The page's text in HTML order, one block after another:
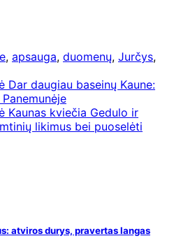
, apsauga, duomenų, Jurčys,
Dar daugiau baseinų Kaune:
Kaunas kviečia Gedulo ir
likimus bei puoselėti
atviros durys, pravertas langas